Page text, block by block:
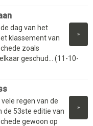
»
dag van het
klassement van
zoals
geschud... (11-10-
»
vele regen van de
de 53ste editie van
gewoon op